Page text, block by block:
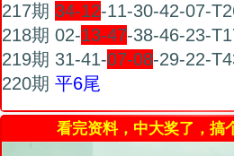
217期 34-12-11-30-42-07-
218期 02-13-47-38-46-23-
219期 31-41-07-08-29-22-
220期 平6尾
看完资料，中大奖了，搞